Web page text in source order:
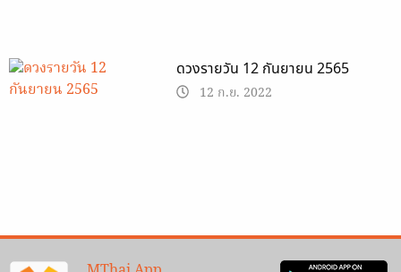
ดวงรายวัน 12 กันยายน 2565
12 ก.ย. 2022